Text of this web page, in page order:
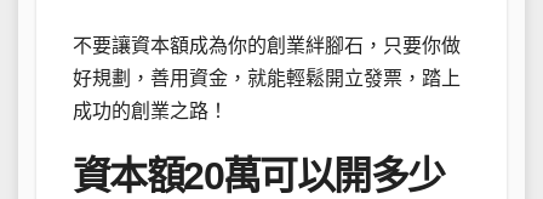
不要讓資本額成為你的創業絆腳石，只要你做
好規劃，善用資金，就能輕鬆開立發票，踏上
成功的創業之路！
資本額20萬可以開多少